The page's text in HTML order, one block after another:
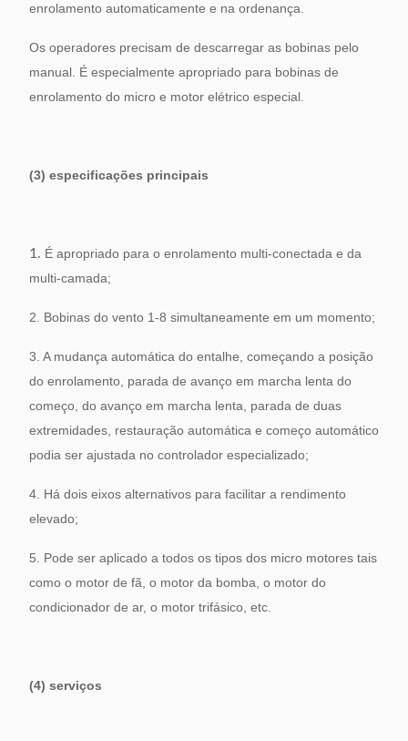
enrolamento automaticamente e na ordenança.
Os operadores precisam de descarregar as bobinas pelo
manual. É especialmente apropriado para bobinas de
enrolamento do micro e motor elétrico especial.
(3) especificações principais
1. É apropriado para o enrolamento multi-conectada e da
multi-camada;
2. Bobinas do vento 1-8 simultaneamente em um momento;
3. A mudança automática do entalhe, começando a posição
do enrolamento, parada de avanço em marcha lenta do
começo, do avanço em marcha lenta, parada de duas
extremidades, restauração automática e começo automático
podia ser ajustada no controlador especializado;
4. Há dois eixos alternativos para facilitar a rendimento
elevado;
5. Pode ser aplicado a todos os tipos dos micro motores tais
como o motor de fã, o motor da bomba, o motor do
condicionador de ar, o motor trifásico, etc.
(4) serviços